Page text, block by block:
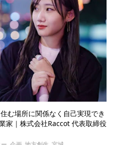
む場所に関係なく自己実現でき
家｜株式会社Raccot 代表取締役